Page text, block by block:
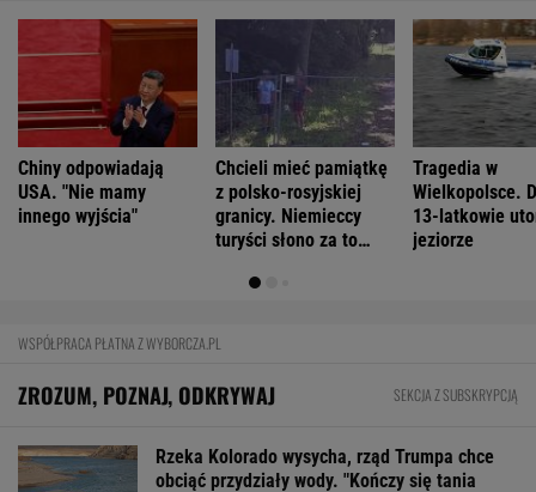
Chiny odpowiadają
USA. "Nie mamy
innego wyjścia"
Chcieli mieć pamiątkę
z polsko-rosyjskiej
granicy. Niemieccy
turyści słono za to
Tragedia w
Wielkopolsce.
13-latkowie
jeziorze
WSPÓŁPRACA PŁATNA Z WYBORCZA.PL
ZROZUM, POZNAJ, ODKRYWAJ SEKCJA Z SUBSKRYPCJĄ
Rzeka Kolorado wysycha, rząd Trumpa chce
obciąć przydziały wody. "Kończy się tania